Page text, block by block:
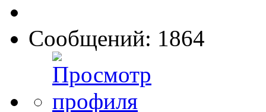
Сообщений: 1864